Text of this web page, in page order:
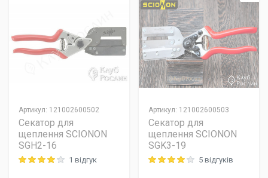
Артикул: 121002600502
Секатор для
щеплення SCIONON
SGH2-16
Rating: 4 out of 51 відгук
Артикул: 121002600503
Секатор для
щеплення SCIONON
SGK3-19
Rating: 4 out of 55 відгуків